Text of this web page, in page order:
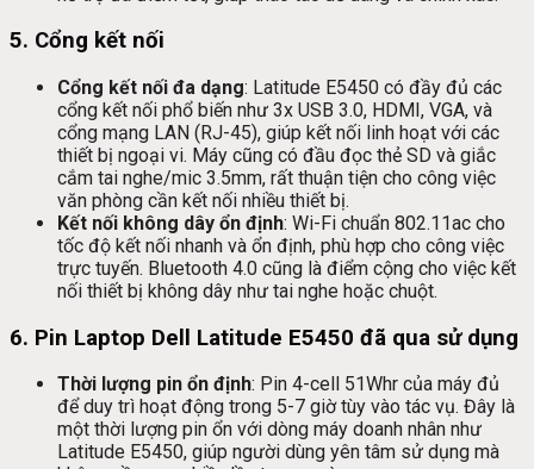
5. Cổng kết nối
Cổng kết nối đa dạng: Latitude E5450 có đầy đủ các
cổng kết nối phổ biến như 3x USB 3.0, HDMI, VGA, và
cổng mạng LAN (RJ-45), giúp kết nối linh hoạt với các
thiết bị ngoại vi. Máy cũng có đầu đọc thẻ SD và giắc
cắm tai nghe/mic 3.5mm, rất thuận tiện cho công việc
văn phòng cần kết nối nhiều thiết bị.
Kết nối không dây ổn định: Wi-Fi chuẩn 802.11ac cho
tốc độ kết nối nhanh và ổn định, phù hợp cho công việc
trực tuyến. Bluetooth 4.0 cũng là điểm cộng cho việc kết
nối thiết bị không dây như tai nghe hoặc chuột.
6. Pin Laptop Dell Latitude E5450 đã qua sử dụng
Thời lượng pin ổn định: Pin 4-cell 51Whr của máy đủ
để duy trì hoạt động trong 5-7 giờ tùy vào tác vụ. Đây là
một thời lượng pin ổn với dòng máy doanh nhân như
Latitude E5450, giúp người dùng yên tâm sử dụng mà